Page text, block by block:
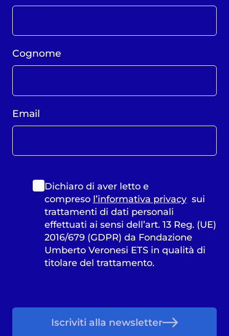
Cognome
Email
Dichiaro di aver letto e
compreso l’informativa privacysui
trattamenti di dati personali
effettuati ai sensi dell’art. 13 Reg. (UE)
2016/679 (GDPR) da Fondazione
Umberto Veronesi ETS in qualità di
titolare del trattamento.
Iscriviti alla newsletter